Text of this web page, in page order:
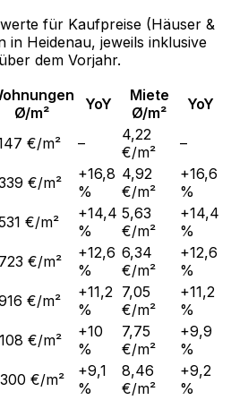
für Kaufpreise (Häuser &
in Heidenau, jeweils inklusive
dem Vorjahr.
Ø/m²
YoY
Miete
Ø/m²
YoY
€/m² –
4,22
€/m²
–
€/m²
+16,8
%
4,92
€/m²
+16,6
%
€/m²
+14,4
%
5,63
€/m²
+14,4
%
€/m²
+12,6
%
6,34
€/m²
+12,6
%
€/m²
+11,2
%
7,05
€/m²
+11,2
%
€/m²
+10
%
7,75
€/m²
+9,9
%
€/m²
+9,1
%
8,46
€/m²
+9,2
%